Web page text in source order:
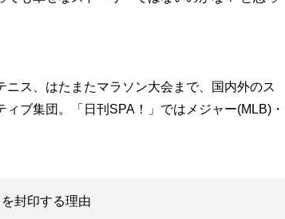
ス、はたまたマラソン大会まで、国内外のス
ブ集団。「日刊SPA！」ではメジャー(MLB)・
封印する理由